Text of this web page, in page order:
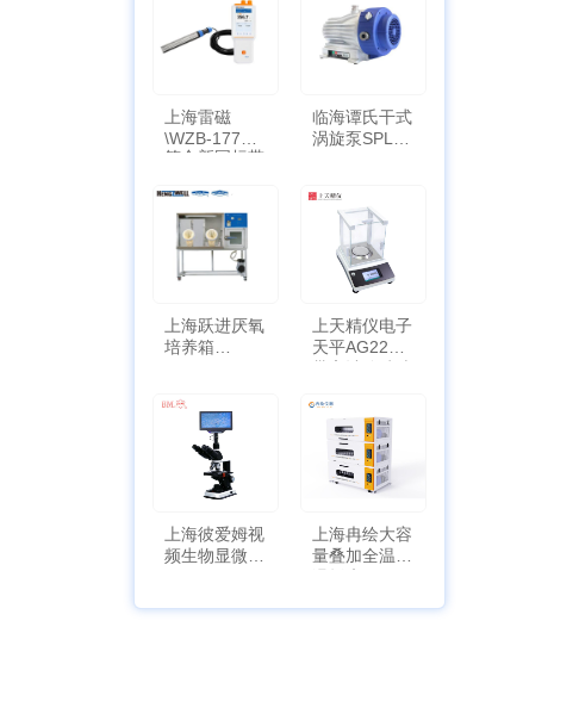
上海雷磁
\WZB-177Y
符合新国标带
临海谭氏干式
涡旋泵SPL-
上海跃进厌氧
培养箱
上天精仪电子
天平AG2255
上海彼爱姆视
频生物显微镜
上海冉绘大容
量叠加全温恒